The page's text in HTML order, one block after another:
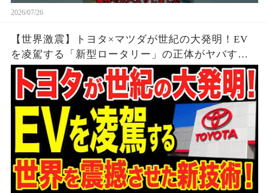
2026/07/26
【世界激震】トヨタ×マツダが世紀の大発明！EV
を凌駕する「新型ロータリー」の正体がヤバすぎ
る…